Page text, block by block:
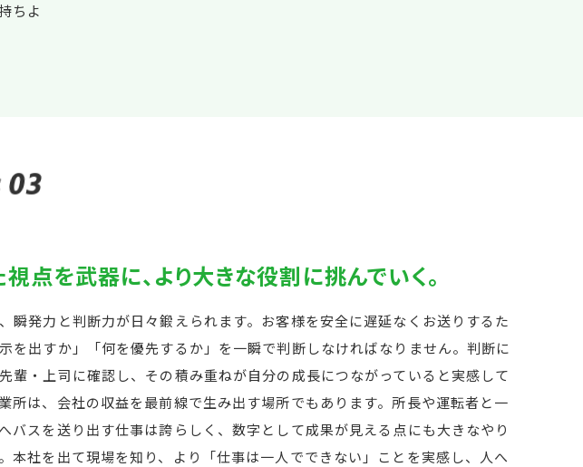
ちよ
03
点を武器に、より大きな役割に挑んでいく。
瞬発力と判断力が日々鍛えられます。お客様を安全に遅延なくお送りするた
を出すか」「何を優先するか」を一瞬で判断しなければなりません。判断に
輩・上司に確認し、その積み重ねが自分の成長につながっていると実感して
所は、会社の収益を最前線で生み出す場所でもあります。所長や運転者と一
バスを送り出す仕事は誇らしく、数字として成果が見える点にも大きなやり
本社を出て現場を知り、より「仕事は一人でできない」ことを実感し、人へ